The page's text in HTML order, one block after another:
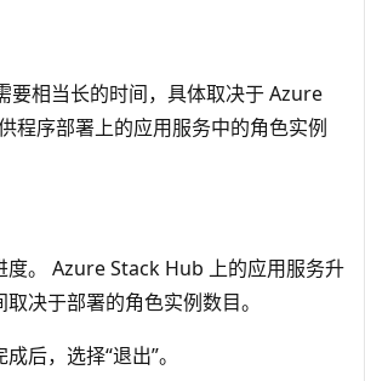
要相当长的时间，具体取决于 Azure
程序部署上的应用服务中的角色实例
度。 Azure Stack Hub 上的应用服务升
决于部署的角色实例数目。
后，选择“退出”。